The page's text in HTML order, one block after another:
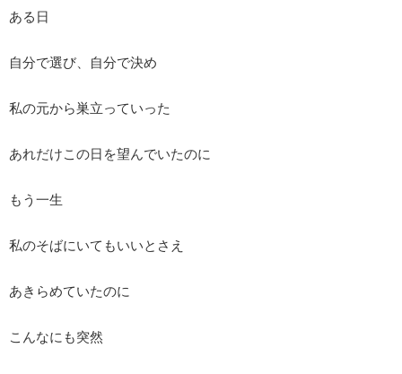
ある日
自分で選び、自分で決め
私の元から巣立っていった
あれだけこの日を望んでいたのに
もう一生
私のそばにいてもいいとさえ
あきらめていたのに
こんなにも突然